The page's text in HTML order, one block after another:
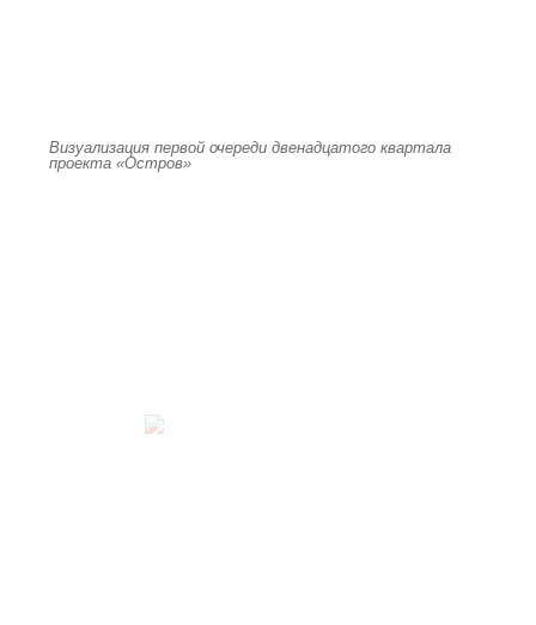
Визуализация первой очереди двенадцатого квартала
проекта «Остров»